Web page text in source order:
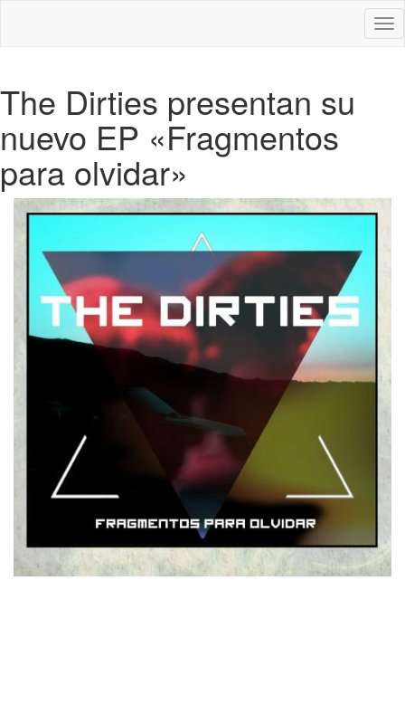
The Dirties presentan su
nuevo EP «Fragmentos
para olvidar»